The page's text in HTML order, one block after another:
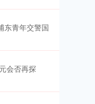
青年交警国
会否再探